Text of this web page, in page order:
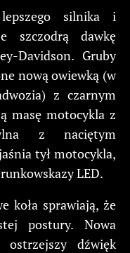
silnika i
szczodrą dawkę
Davidson. Gruby
nową owiewką (w
z czarnym
masę motocykla z
z naciętym
tył motocykla,
LED.
koła sprawiają, że
postury. Nowa
dźwięk